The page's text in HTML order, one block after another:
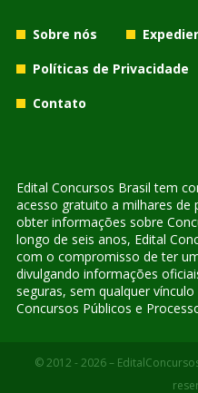
Sobre nós
Políticas de Privacidade
Contato
Edital Concursos Brasil tem
acesso gratuito a milhares de
obter informações sobre
longo de seis anos, Edital
com o compromisso de ter
divulgando informações
seguras, sem qualquer
Concursos Públicos e
© 2012 - 2026 –